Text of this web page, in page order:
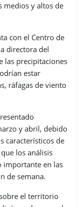
medios y altos de
con el Centro de
directora del
las precipitaciones
estar
ráfagas de viento
y abril, debido
característicos de
los análisis
importante en las
de semana.
el territorio